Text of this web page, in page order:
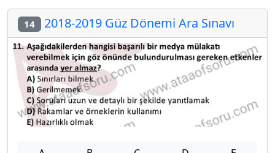
14 2018-2019 Güz Dönemi Ara Sınavı